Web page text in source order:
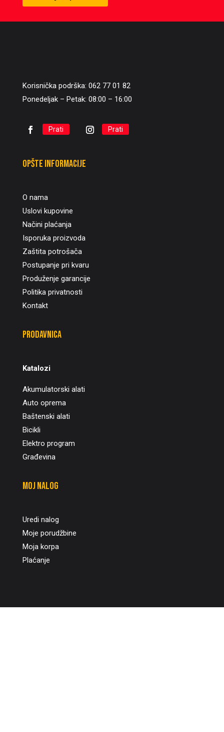
Korisnička podrška: 062 77 01 82
Ponedeljak – Petak: 08:00 – 16:00
Prati Prati
Opšte informacije
O nama
Uslovi kupovine
Načini plaćanja
Isporuka proizvoda
Zaštita potrošača
Postupanje pri kvaru
Produženje garancije
Politika privatnosti
Kontakt
Prodavnica
Katalozi
Akumulatorski alati
Auto oprema
Baštenski alati
Bicikli
Elektro program
Građevina
Moj nalog
Uredi nalog
Moje porudžbine
Moja korpa
Plaćanje